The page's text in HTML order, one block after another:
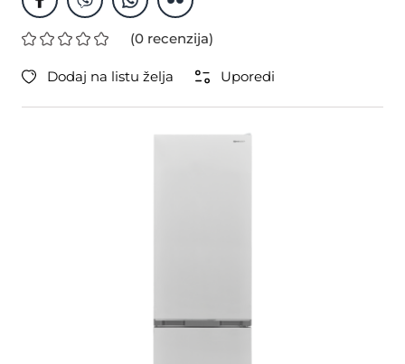
(0 recenzija)
Dodaj na listu želja Uporedi